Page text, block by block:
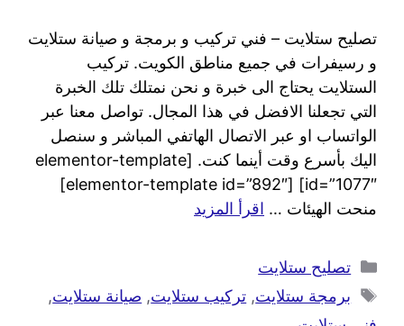
تصليح ستلايت – فني تركيب و برمجة و صيانة ستلايت
و رسيفرات في جميع مناطق الكويت. تركيب
الستلايت يحتاج الى خبرة و نحن نمتلك تلك الخبرة
التي تجعلنا الافضل في هذا المجال. تواصل معنا عبر
الواتساب او عبر الاتصال الهاتفي المباشر و سنصل
اليك بأسرع وقت أينما كنت. [elementor-template
id=”1077″] [elementor-template id=”892″]
منحت الهيئات … اقرأ المزيد
تصليح ستلايت
برمجة ستلايت, تركيب ستلايت, صيانة ستلايت,